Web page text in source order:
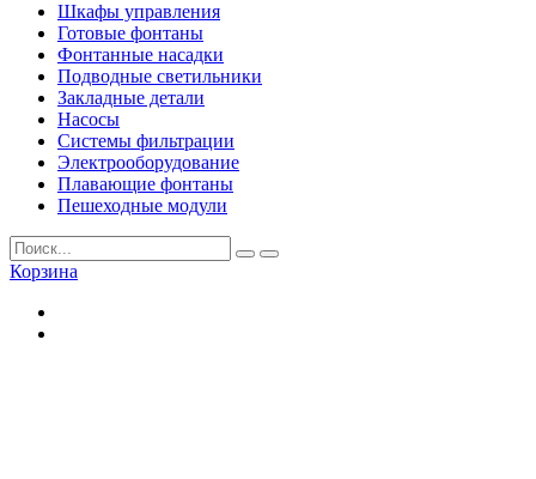
Шкафы управления
Готовые фонтаны
Фонтанные насадки
Подводные светильники
Закладные детали
Насосы
Системы фильтрации
Электрооборудование
Плавающие фонтаны
Пешеходные модули
Корзина